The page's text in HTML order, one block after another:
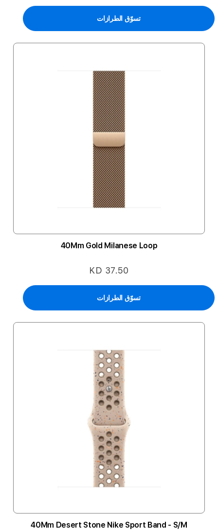
تسوّق الطرازات
40Mm Gold Milanese Loop
KD 37.50
تسوّق الطرازات
40Mm Desert Stone Nike Sport Band - S/M